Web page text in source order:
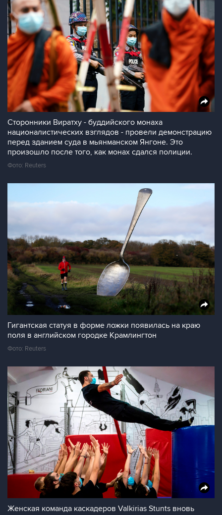
Сторонники Виратху - буддийского монаха
националистических взглядов - провели демонстрацию
перед зданием суда в мьянманском Янгоне. Это
произошло после того, как монах сдался полиции.
Фото: Reuters
Гигантская статуя в форме ложки появилась на краю
поля в английском городке Крамлингтон
Фото: Reuters
Женская команда каскадеров Valkirias Stunts вновь